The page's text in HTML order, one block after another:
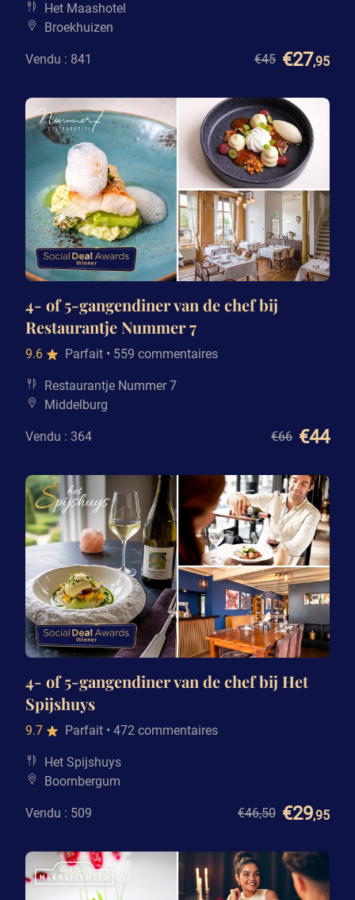
Het Maashotel
Broekhuizen
Vendu : 841 €45 €27,95
4- of 5-gangendiner van de chef bij
Restaurantje Nummer 7
9.6 Parfait • 559 commentaires
Restaurantje Nummer 7
Middelburg
Vendu : 364 €66 €44
4- of 5-gangendiner van de chef bij Het
Spijshuys
9.7 Parfait • 472 commentaires
Het Spijshuys
Boornbergum
Vendu : 509 €46,50 €29,95